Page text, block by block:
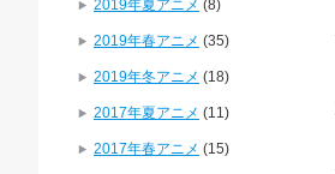
2019年夏アニメ (8)
2019年春アニメ (35)
2019年冬アニメ (18)
2017年夏アニメ (11)
2017年春アニメ (15)